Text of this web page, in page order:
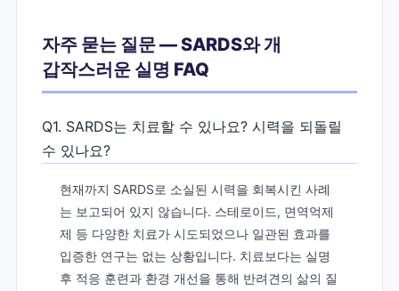
자주 묻는 질문 — SARDS와 개
갑작스러운 실명 FAQ
Q1. SARDS는 치료할 수 있나요? 시력을 되돌릴
수 있나요?
현재까지 SARDS로 소실된 시력을 회복시킨 사례
는 보고되어 있지 않습니다. 스테로이드, 면역억제
제 등 다양한 치료가 시도되었으나 일관된 효과를
입증한 연구는 없는 상황입니다. 치료보다는 실명
후 적응 훈련과 환경 개선을 통해 반려견의 삶의 질